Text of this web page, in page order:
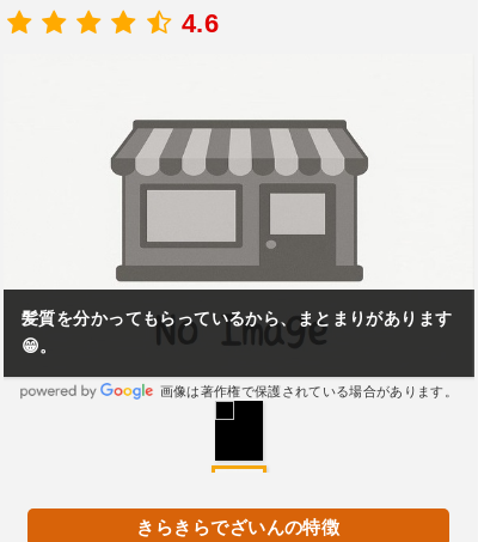
4.6
髪質を分かってもらっているから、まとまりがあります
😁。
画像は著作権で保護されている場合があります。
きらきらでざいんの特徴